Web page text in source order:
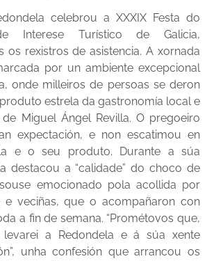
celebrou a XXXIX Festa do
Interese Turístico de Galicia,
os rexistros de asistencia. A xornada
por un ambiente excepcional
onde milleiros de persoas se deron
estrela da gastronomía local e
Miguel Ángel Revilla. O pregoeiro
expectación, e non escatimou en
e o seu produto. Durante a súa
destacou a “calidade” do choco de
emocionado pola acollida por
e veciñas, que o acompañaron con
a fin de semana. “Prométovos que,
a Redondela e á súa xente
unha confesión que arrancou os